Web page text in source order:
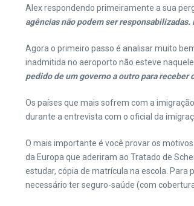
Alex respondendo primeiramente a sua
agências não podem ser
Agora o primeiro passo é analisar muito
inadmitida no aeroporto não esteve
pedido de um governo a outro para receber
Os países que mais sofrem com a
durante a entrevista com o oficial da
O mais importante é você provar os
da Europa que aderiram ao Tratado de
estudar, cópia de matrícula na escola. Para
necessário ter seguro-saúde (com